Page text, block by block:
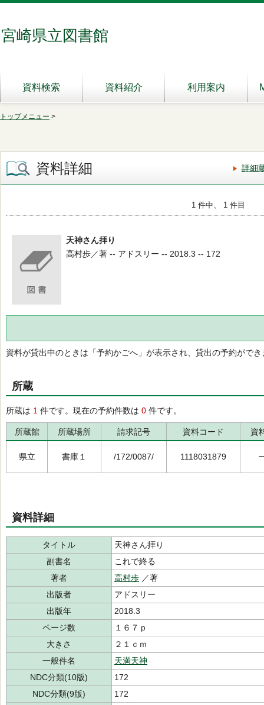
宮崎県立図書館
資料検索 資料紹介 利用案内
トップメニュー >
資料詳細 詳細
1 件中、 1 件目
天神さん拝り
高村歩／著 -- アドスリー -- 2018.3 -- 172
資料が貸出中のときは「予約かごへ」が表示され、貸出の予約ができ
所蔵
所蔵は 1 件です。現在の予約件数は 0 件です。
所蔵館 所蔵場所 請求記号 資料コード 資
県立 書庫１ /172/0087/ 1118031879
資料詳細
タイトル
天神さん拝り
副書名
これで終る
著者
高村歩 ／著
出版者
アドスリー
出版年
2018.3
ページ数
１６７ｐ
大きさ
２１ｃｍ
一般件名
天満天神
NDC分類(10版)
172
NDC分類(9版)
172